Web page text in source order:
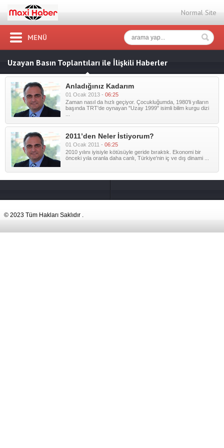
Normal Site
MENÜ
Uzayan Basın Toplantıları ile İlişkili Haberler
Anladığınız Kadarım
01 Ocak 2013 - 06:25
Zaman nasıl da hızlı geçiyor. Çocukluğumda, 1980'li yılların
başında TRT'de oynayan "Uzay 1999" isimli bilim kurgu dizi
2011’den Neler İstiyorum?
01 Ocak 2011 - 06:25
2010 yılını iyisiyle kötüsüyle geride bıraktık. Ekonomi bir
önceki yıla oranla daha canlı, Türkiye'nin iç ve dış dinami ...
© 2023 Tüm Hakları Saklıdır .